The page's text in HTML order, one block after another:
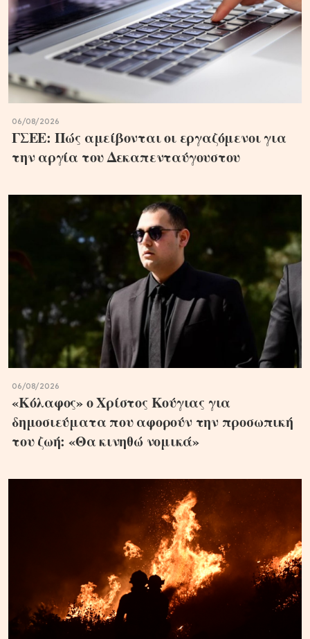
06/08/2026
ΓΣΕΕ: Πώς αμείβονται οι εργαζόμενοι για
την αργία του Δεκαπενταύγουστου
06/08/2026
«Κόλαφος» ο Χρίστος Κούγιας για
δημοσιεύματα που αφορούν την προσωπική
του ζωή: «Θα κινηθώ νομικά»